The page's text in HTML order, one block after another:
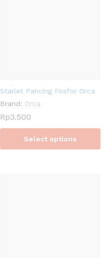
Starlet Pancing Fosfor Orca
Brand: Orca
Rp3.500
Select options